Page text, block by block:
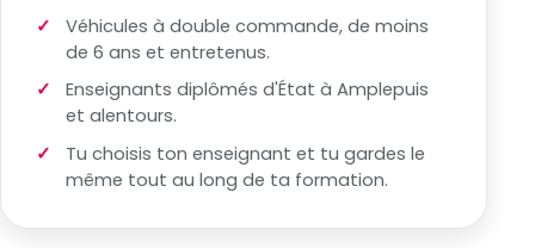
Véhicules à double commande, de moins
de 6 ans et entretenus.
Enseignants diplômés d'État à Amplepuis
et alentours.
Tu choisis ton enseignant et tu gardes le
même tout au long de ta formation.